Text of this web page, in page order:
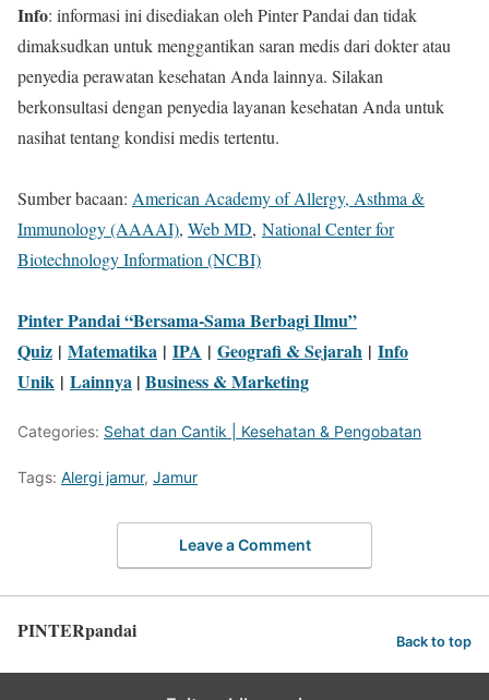
Info: informasi ini disediakan oleh Pinter Pandai dan tidak
dimaksudkan untuk menggantikan saran medis dari dokter atau
penyedia perawatan kesehatan Anda lainnya. Silakan
berkonsultasi dengan penyedia layanan kesehatan Anda untuk
nasihat tentang kondisi medis tertentu.
Sumber bacaan: American Academy of Allergy, Asthma &
Immunology (AAAAI), Web MD, National Center for
Biotechnology Information (NCBI)
Pinter Pandai “Bersama-Sama Berbagi Ilmu”
Quiz | Matematika | IPA | Geografi & Sejarah | Info
Unik | Lainnya | Business & Marketing
Categories: Sehat dan Cantik | Kesehatan & Pengobatan
Tags: Alergi jamur, Jamur
Leave a Comment
PINTERpandai Back to top